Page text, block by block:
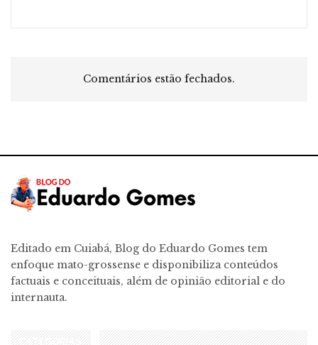
Comentários estão fechados.
Editado em Cuiabá, Blog do Eduardo Gomes tem
enfoque mato-grossense e disponibiliza conteúdos
factuais e conceituais, além de opinião editorial e do
internauta.
CATEGORIAS